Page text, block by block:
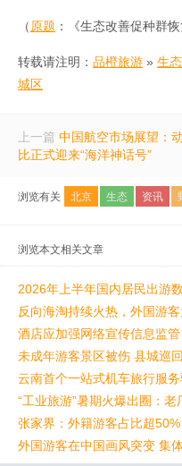
（原题 ：《生态改善促种群
转载请注明： 品橙旅游 » 生
城区
上一篇 中国航空市场展望：
比正式迎来“海洋神话号”
浏览有关 北京 生态 资讯
浏览本文相关文章
2026年上半年国内居民出游
反向海淘持续火热，外国游客
酒店应加强网络宣传信息监
未成年游客景区被伤 县城巡
云南首个一站式机车旅行服
“工业旅游”暑期火爆出圈：
张家界：外籍游客占比超
外国游客在中国画风突变 集